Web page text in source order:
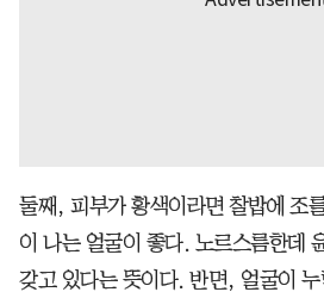
둘째, 피부가 황색이라면 찰밥에 조
이 나는 얼굴이 좋다. 노르스름한데
갖고 있다는 뜻이다. 반면, 얼굴이